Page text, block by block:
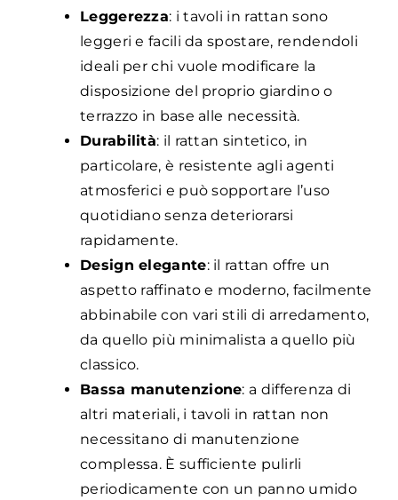
Leggerezza: i tavoli in rattan sono
leggeri e facili da spostare, rendendoli
ideali per chi vuole modificare la
disposizione del proprio giardino o
terrazzo in base alle necessità.
Durabilità: il rattan sintetico, in
particolare, è resistente agli agenti
atmosferici e può sopportare l’uso
quotidiano senza deteriorarsi
rapidamente.
Design elegante: il rattan offre un
aspetto raffinato e moderno, facilmente
abbinabile con vari stili di arredamento,
da quello più minimalista a quello più
classico.
Bassa manutenzione: a differenza di
altri materiali, i tavoli in rattan non
necessitano di manutenzione
complessa. È sufficiente pulirli
periodicamente con un panno umido